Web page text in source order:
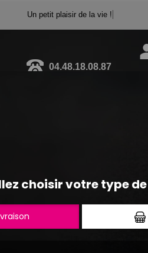
Un petit plaisir de la vie !